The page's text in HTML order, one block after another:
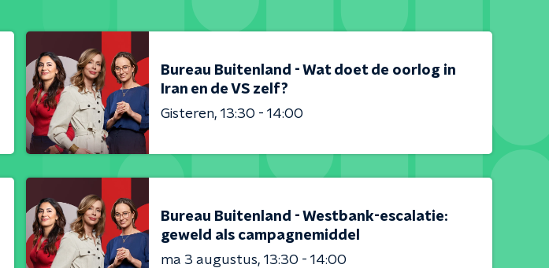
Bureau Buitenland - Wat doet de oorlog in
Iran en de VS zelf?
Gisteren 13:30 - 14:00
Bureau Buitenland - Westbank-escalatie:
geweld als campagnemiddel
ma 3 augustus 13:30 - 14:00